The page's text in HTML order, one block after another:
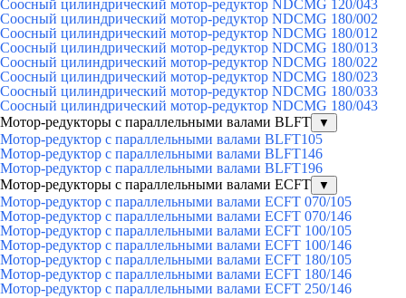
Соосный цилиндрический мотор-редуктор NDCMG 120/043
Соосный цилиндрический мотор-редуктор NDCMG 180/002
Соосный цилиндрический мотор-редуктор NDCMG 180/012
Соосный цилиндрический мотор-редуктор NDCMG 180/013
Соосный цилиндрический мотор-редуктор NDCMG 180/022
Соосный цилиндрический мотор-редуктор NDCMG 180/023
Соосный цилиндрический мотор-редуктор NDCMG 180/033
Соосный цилиндрический мотор-редуктор NDCMG 180/043
Мотор-редукторы с параллельными валами BLFT
▼
Мотор-редуктор с параллельными валами BLFT105
Мотор-редуктор с параллельными валами BLFT146
Мотор-редуктор с параллельными валами BLFT196
Мотор-редукторы с параллельными валами ECFT
▼
Мотор-редуктор с параллельными валами ECFT 070/105
Мотор-редуктор с параллельными валами ECFT 070/146
Мотор-редуктор с параллельными валами ECFT 100/105
Мотор-редуктор с параллельными валами ECFT 100/146
Мотор-редуктор с параллельными валами ECFT 180/105
Мотор-редуктор с параллельными валами ECFT 180/146
Мотор-редуктор с параллельными валами ECFT 250/146